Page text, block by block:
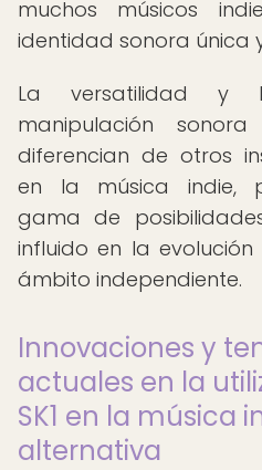
muchos músicos
identidad sonora única
La versatilidad y
manipulación
diferencian de otros
en la música indie,
gama de
influido en la
ámbito independiente.
Innovaciones y
actuales en la
SK1 en la música
alternativa